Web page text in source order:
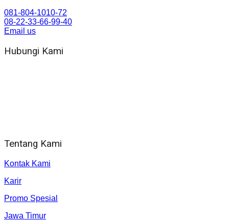
081-804-1010-72
08-22-33-66-99-40
Email us
Hubungi Kami
Tentang Kami
Kontak Kami
Karir
Promo Spesial
Jawa Timur